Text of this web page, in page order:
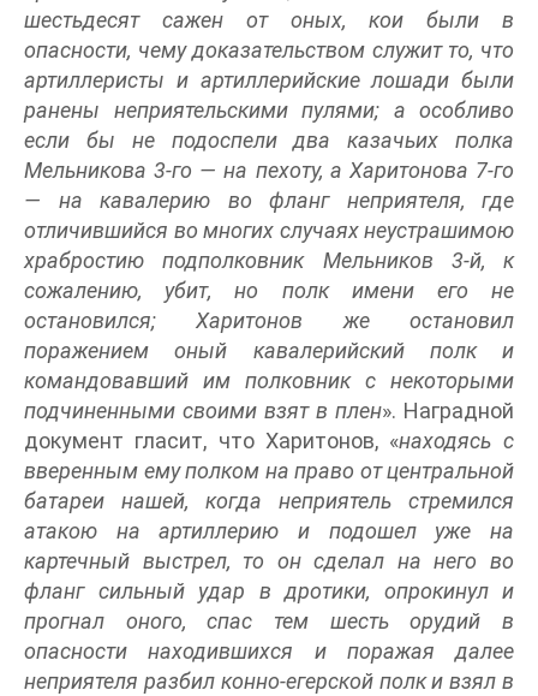
шестьдесят сажен от оных, кои были в
опасности, чему доказательством служит то, что
артиллеристы и артиллерийские лошади были
ранены неприятельскими пулями; а особливо
если бы не подоспели два казачьих полка
Мельникова 3-го — на пехоту, а Харитонова 7-го
— на кавалерию во фланг неприятеля, где
отличившийся во многих случаях неустрашимою
храбростию подполковник Мельников 3-й, к
сожалению, убит, но полк имени его не
остановился; Харитонов же остановил
поражением оный кавалерийский полк и
командовавший им полковник с некоторыми
подчиненными своими взят в плен». Наградной
документ гласит, что Харитонов, «находясь с
вверенным ему полком на право от центральной
батареи нашей, когда неприятель стремился
атакою на артиллерию и подошел уже на
картечный выстрел, то он сделал на него во
фланг сильный удар в дротики, опрокинул и
прогнал оного, спас тем шесть орудий в
опасности находившихся и поражая далее
неприятеля разбил конно-егерской полк и взял в